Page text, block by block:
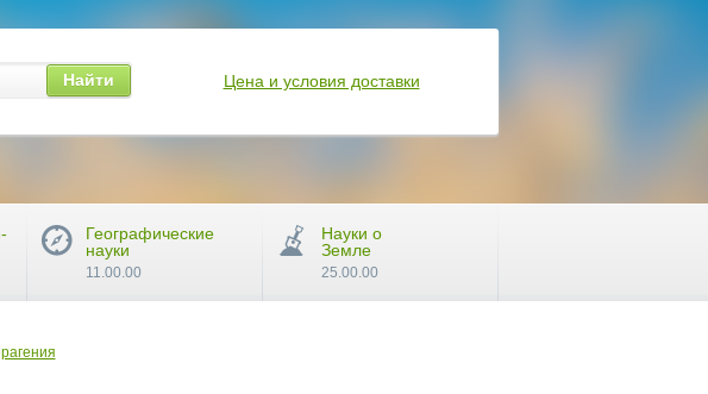
Найти Цена и условия доставки
Географические
науки
11.00.00
Науки о
Земле
25.00.00